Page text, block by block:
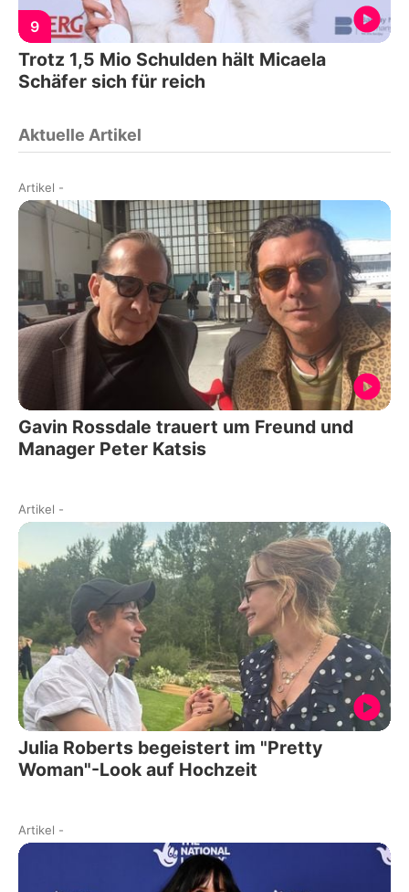
9
Trotz 1,5 Mio Schulden hält Micaela
Schäfer sich für reich
Aktuelle Artikel
Artikel -
Gavin Rossdale trauert um Freund und
Manager Peter Katsis
Artikel -
Julia Roberts begeistert im "Pretty
Woman"-Look auf Hochzeit
Artikel -